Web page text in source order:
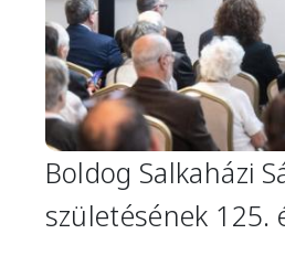
Boldog Salkaházi
születésének 125.